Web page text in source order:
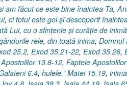
am făcut ce este bine înaintea Ta,
, ci totul este gol şi descoperit
Lui, cu o sfinţenie şi curăţie de
rele, din toată inima, Domnul
25.2, Exod 35.21-22, Exod 35.26,
13.8-12, Faptele
6.4, hulele.” Matei 15.19, inima